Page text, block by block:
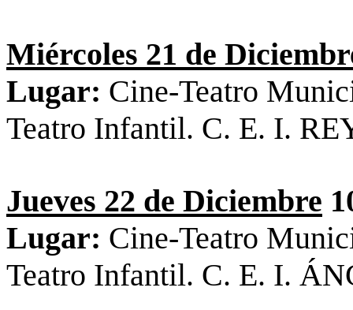
Miércoles 21 de
Lugar: Cine-Teatro
Teatro Infantil. C. E. I.
Jueves 22 de Diciembre
Lugar: Cine-Teatro
Teatro Infantil. C. E. I.